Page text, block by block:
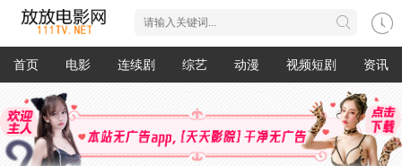
首页 电影 连续剧 综艺 动漫 视频短剧 资讯